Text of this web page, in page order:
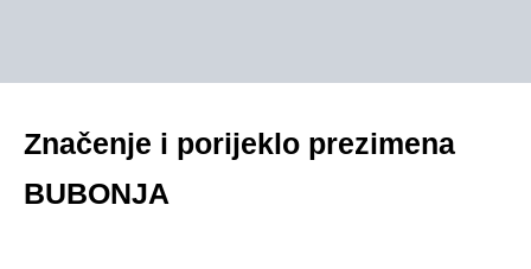
Značenje i porijeklo prezimena
BUBONJA